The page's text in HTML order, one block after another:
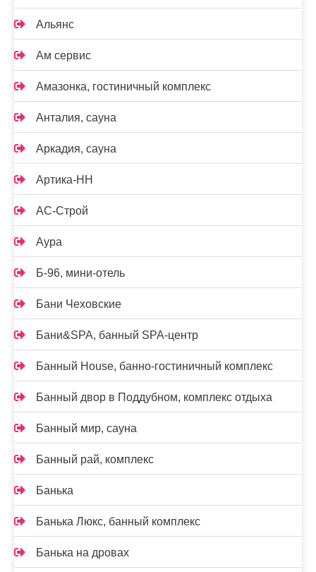
Альянс
Ам сервис
Амазонка, гостиничный комплекс
Анталия, сауна
Аркадия, сауна
Артика-НН
АС-Строй
Аура
Б-96, мини-отель
Бани Чеховские
Бани&SPA, банный SPA-центр
Банный House, банно-гостиничный комплекс
Банный двор в Поддубном, комплекс отдыха
Банный мир, сауна
Банный рай, комплекс
Банька
Банька Люкс, банный комплекс
Банька на дровах